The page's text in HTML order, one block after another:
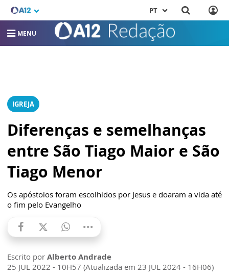
PT
MENU
IGREJA
Diferenças e semelhanças
entre São Tiago Maior e São
Tiago Menor
Os apóstolos foram escolhidos por Jesus e doaram a vida até
o fim pelo Evangelho
Escrito por Alberto Andrade
25 JUL 2022 - 10H57 (Atualizada em 23 JUL 2024 - 16H06)